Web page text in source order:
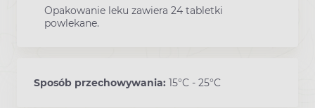
Opakowanie leku zawiera 24 tabletki
powlekane.
Sposób przechowywania: 15°C - 25°C